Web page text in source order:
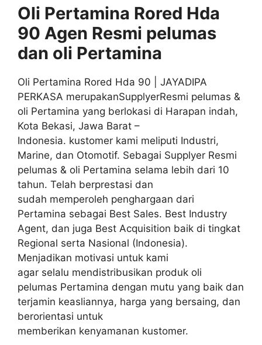
Oli Pertamina Rored Hda
90 Agen Resmi pelumas
dan oli Pertamina
Oli Pertamina Rored Hda 90 | JAYADIPA
PERKASA merupakanSupplyerResmi pelumas &
oli Pertamina yang berlokasi di Harapan indah,
Kota Bekasi, Jawa Barat –
Indonesia. kustomer kami meliputi Industri,
Marine, dan Otomotif. Sebagai Supplyer Resmi
pelumas & oli Pertamina selama lebih dari 10
tahun. Telah berprestasi dan
sudah memperoleh penghargaan dari
Pertamina sebagai Best Sales. Best Industry
Agent, dan juga Best Acquisition baik di tingkat
Regional serta Nasional (Indonesia).
Menjadikan motivasi untuk kami
agar selalu mendistribusikan produk oli
pelumas Pertamina dengan mutu yang baik dan
terjamin keasliannya, harga yang bersaing, dan
berorientasi untuk
memberikan kenyamanan kustomer.